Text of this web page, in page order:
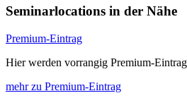
Seminarlocations in der Nähe
Premium-Eintrag
Hier werden vorrangig Premium-
mehr zu Premium-Eintrag